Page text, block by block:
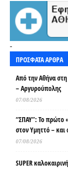
-
ΠΡΟΣΦΑΤΑ ΑΡΘΡΑ
Από την Αθήνα
– Αργυρούπολης
07/08/2026
“ΣΠΑΥ”: Το πρώτο
στον Υμηττό –
07/08/2026
SUPER